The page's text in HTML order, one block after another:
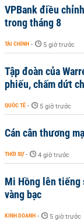
VPBank điều
trong tháng 8
TÀI CHÍNH - 5 giờ trước
Tập đoàn của
phiếu, chấm dứt
QUỐC TẾ - 5 giờ trước
Cán cân thương
THỜI SỰ - 4 giờ trước
Mi Hồng lên tiếng
vàng bạc
KINH DOANH - 5 giờ trước